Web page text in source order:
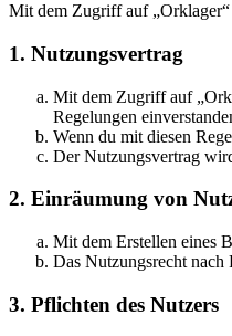
Mit dem Zugriff auf
1. Nutzungsvertrag
Mit dem Zugriff auf
Regelungen
Wenn du mit diesen
Der Nutzungsvertrag
2. Einräumung von
Mit dem Erstellen eines
Das Nutzungsrecht nach
3. Pflichten des Nutzers